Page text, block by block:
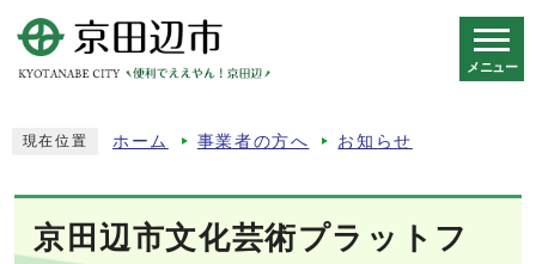
メニュー
現在位置 ホーム 事業者の方へ お知らせ
京田辺市文化芸術プラットフ